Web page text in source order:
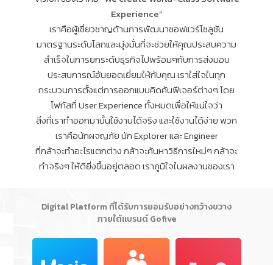
Experience”
เราคือผู้เชี่ยวชาญด้านการพัฒนาซอฟแวร์โซลูชัน
มาตรฐานระดับโลกและมุ่งมั่นที่จะช่วยให้คุณประสบความ
สำเร็จในการยกระดับธุรกิจไปพร้อมๆกับการส่งมอบ
ประสบการณ์อันยอดเยี่ยมให้กับคุณ เราใส่ใจในทุก
กระบวนการตั้งแต่การออกแบบคิดค้นฟีเจอร์ต่างๆ โดย
โฟกัสที่ User Experience ทั้งหมดเพื่อให้แน่ใจว่า
สิ่งที่เราทำออกมานั้นใช้งานได้จริง และใช้งานได้ง่าย พวก
เราคือนักผจญภัย นัก Explorer และ Engineer
ที่กล้าจะทำอะไรแตกต่าง กล้าจะค้นหาวิธีการใหม่ๆ กล้าจะ
ทำจริงๆ ให้ดียิ่งขึ้นอยู่ตลอด เราภูมิใจในผลงานของเรา
Digital Platform ที่ได้รับการยอมรับอย่างกว้างขวาง
ภายใต้แบรนด์ Gofive